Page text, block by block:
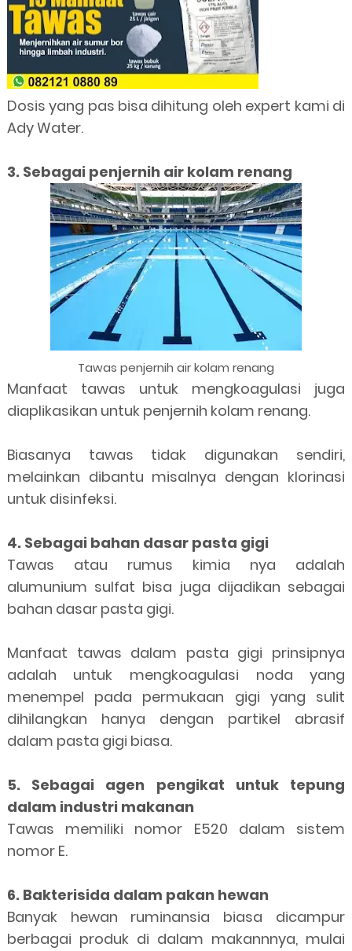
Dosis yang pas bisa dihitung oleh expert kami di
Ady Water.
3. Sebagai penjernih air kolam renang
Tawas penjernih air kolam renang
Manfaat tawas untuk mengkoagulasi juga
diaplikasikan untuk penjernih kolam renang.
Biasanya tawas tidak digunakan sendiri,
melainkan dibantu misalnya dengan klorinasi
untuk disinfeksi.
4. Sebagai bahan dasar pasta gigi
Tawas atau rumus kimia nya adalah
alumunium sulfat bisa juga dijadikan sebagai
bahan dasar pasta gigi.
Manfaat tawas dalam pasta gigi prinsipnya
adalah untuk mengkoagulasi noda yang
menempel pada permukaan gigi yang sulit
dihilangkan hanya dengan partikel abrasif
dalam pasta gigi biasa.
5. Sebagai agen pengikat untuk tepung
dalam industri makanan
Tawas memiliki nomor E520 dalam sistem
nomor E.
6. Bakterisida dalam pakan hewan
Banyak hewan ruminansia biasa dicampur
berbagai produk di dalam makannnya, mulai